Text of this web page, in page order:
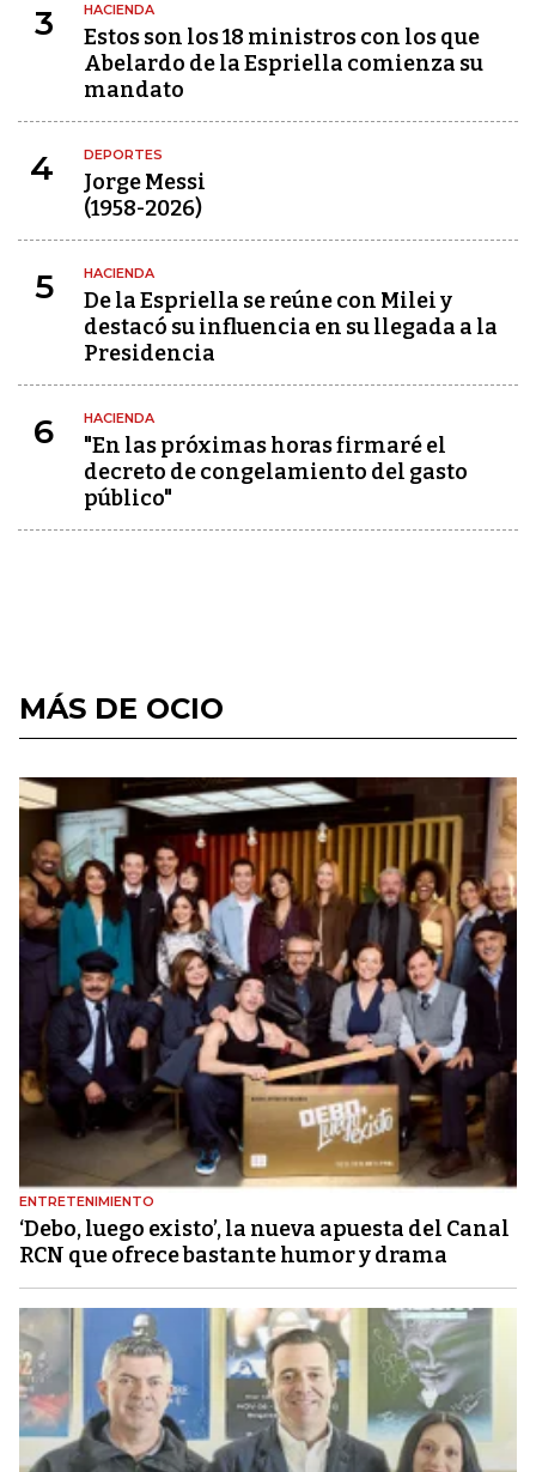
3 HACIENDA
Estos son los 18 ministros con los que
Abelardo de la Espriella comienza su
mandato
4 DEPORTES
Jorge Messi
(1958-2026)
5 HACIENDA
De la Espriella se reúne con Milei y
destacó su influencia en su llegada a la
Presidencia
6 HACIENDA
"En las próximas horas firmaré el
decreto de congelamiento del gasto
público"
MÁS DE OCIO
ENTRETENIMIENTO
‘Debo, luego existo’, la nueva apuesta del Canal
RCN que ofrece bastante humor y drama